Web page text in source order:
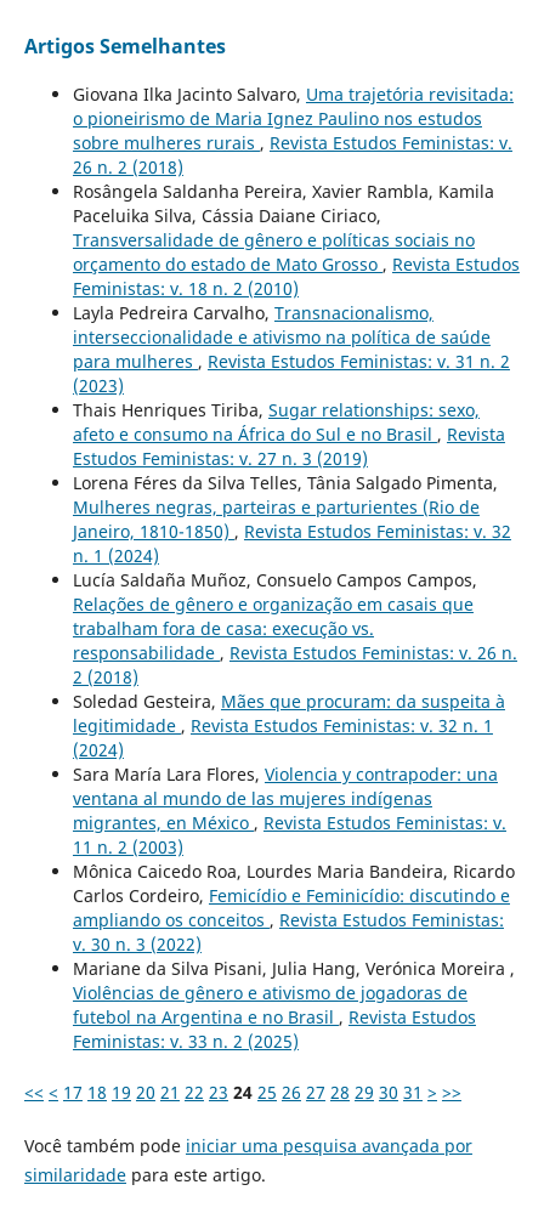
Artigos Semelhantes
Giovana Ilka Jacinto Salvaro, Uma trajetória revisitada:
o pioneirismo de Maria Ignez Paulino nos estudos
sobre mulheres rurais , Revista Estudos Feministas: v.
26 n. 2 (2018)
Rosângela Saldanha Pereira, Xavier Rambla, Kamila
Paceluika Silva, Cássia Daiane Ciriaco,
Transversalidade de gênero e políticas sociais no
orçamento do estado de Mato Grosso , Revista Estudos
Feministas: v. 18 n. 2 (2010)
Layla Pedreira Carvalho, Transnacionalismo,
interseccionalidade e ativismo na política de saúde
para mulheres , Revista Estudos Feministas: v. 31 n. 2
(2023)
Thais Henriques Tiriba, Sugar relationships: sexo,
afeto e consumo na África do Sul e no Brasil , Revista
Estudos Feministas: v. 27 n. 3 (2019)
Lorena Féres da Silva Telles, Tânia Salgado Pimenta,
Mulheres negras, parteiras e parturientes (Rio de
Janeiro, 1810-1850) , Revista Estudos Feministas: v. 32
n. 1 (2024)
Lucía Saldaña Muñoz, Consuelo Campos Campos,
Relações de gênero e organização em casais que
trabalham fora de casa: execução vs.
responsabilidade , Revista Estudos Feministas: v. 26 n.
2 (2018)
Soledad Gesteira, Mães que procuram: da suspeita à
legitimidade , Revista Estudos Feministas: v. 32 n. 1
(2024)
Sara María Lara Flores, Violencia y contrapoder: una
ventana al mundo de las mujeres indígenas
migrantes, en México , Revista Estudos Feministas: v.
11 n. 2 (2003)
Mônica Caicedo Roa, Lourdes Maria Bandeira, Ricardo
Carlos Cordeiro, Femicídio e Feminicídio: discutindo e
ampliando os conceitos , Revista Estudos Feministas:
v. 30 n. 3 (2022)
Mariane da Silva Pisani, Julia Hang, Verónica Moreira ,
Violências de gênero e ativismo de jogadoras de
futebol na Argentina e no Brasil , Revista Estudos
Feministas: v. 33 n. 2 (2025)
<< < 17 18 19 20 21 22 23 24 25 26 27 28 29 30 31 > >>
Você também pode iniciar uma pesquisa avançada por
similaridadepara este artigo.